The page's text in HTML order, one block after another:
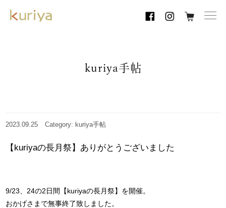
kuriya手帖
2023.09.25 Category: kuriya手帖
【kuriyaの長月祭】ありがとうございました
9/23、24の2日間【kuriyaの長月祭】を開催。
おかげさまで無事終了致しました。